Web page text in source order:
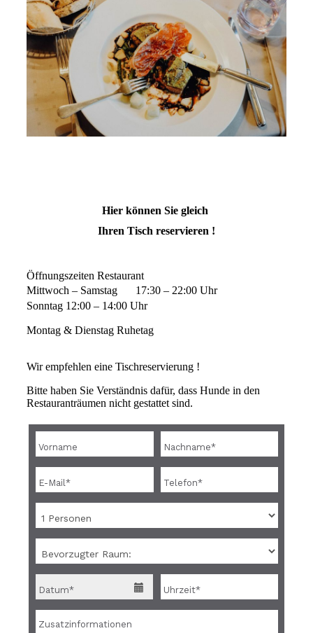
Hier können Sie gleich
Ihren Tisch reservieren !
Öffnungszeiten Restaurant
Mittwoch – Samstag 17:30 – 22:00 Uhr
Sonntag 12:00 – 14:00 Uhr
Montag & Dienstag Ruhetag
Wir empfehlen eine Tischreservierung !
Bitte haben Sie Verständnis dafür, dass Hunde in den
Restauranträumen nicht gestattet sind.